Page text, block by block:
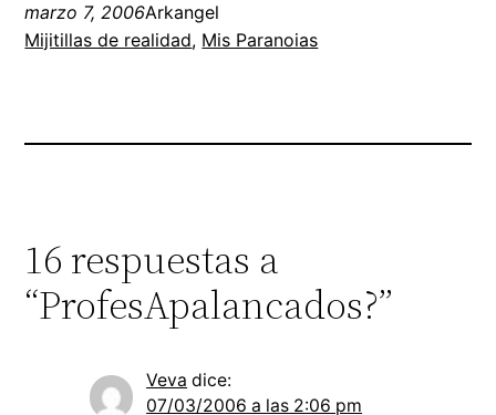
marzo 7, 2006Arkangel
Mijitillas de realidad, Mis Paranoias
16 respuestas a
“ProfesApalancados?”
Veva dice:
07/03/2006 a las 2:06 pm